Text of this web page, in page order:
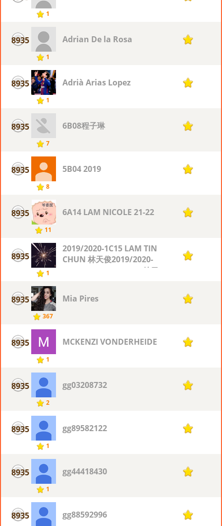
1
8935
1
Adrian De la Rosa 1
8935
1
Adrià Arias Lopez 1
8935
7
6B08程子琳 1
8935
8
5B04 2019 1
8935
11
6A14 LAM NICOLE 21-22 1
8935
1
2019/2020-1C15 LAM TIN
CHUN 林天俊2019/2020-
1C15 LAM TIN CHUN 林天
1
8935
367
Mia Pires 1
8935
1
MCKENZI VONDERHEIDE 1
8935
2
gg03208732 1
8935
1
gg89582122 1
8935
1
gg44418430 1
8935 gg88592996 1